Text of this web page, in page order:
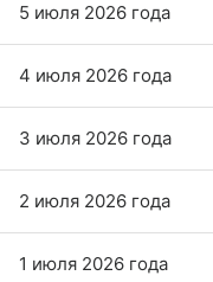
5 июля 2026 года
4 июля 2026 года
3 июля 2026 года
2 июля 2026 года
1 июля 2026 года